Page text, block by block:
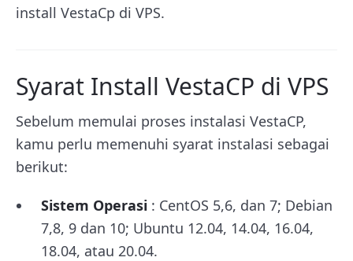
install VestaCp di VPS.
Syarat Install VestaCP di VPS
Sebelum memulai proses instalasi VestaCP,
kamu perlu memenuhi syarat instalasi sebagai
berikut:
Sistem Operasi : CentOS 5,6, dan 7; Debian
7,8, 9 dan 10; Ubuntu 12.04, 14.04, 16.04,
18.04, atau 20.04.